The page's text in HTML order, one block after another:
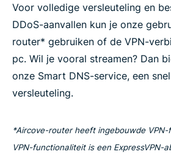
Voor volledige versleuteling en
DDoS-aanvallen kun je onze
router* gebruiken of de VPN-
pc. Wil je vooral streamen? Dan
onze Smart DNS-service, een
versleuteling.
*Aircove-router heeft ingebouwde
VPN-functionaliteit is een ExpressVPN-